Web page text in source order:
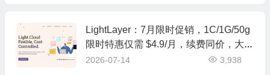
LightLayer：7月限时促销，1C/1G/50g
限时特惠仅需 $4.9/月，续费同价，大陆
优化/普通/国际线路可选，美国圣何塞
2026-07-14 3,938